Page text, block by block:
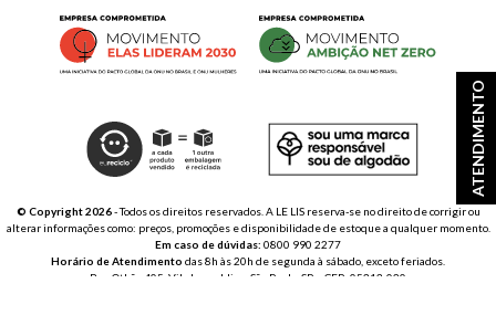
ATENDIMENTO
© Copyright 2026- Todos os direitos reservados. A LE LIS reserva-se no direito de corrigir ou
alterar informações como: preços, promoções e disponibilidade de estoque a qualquer momento.
Em caso de dúvidas: 0800 990 2277
Horário de Atendimento das 8h às 20h de segunda à sábado, exceto feriados.
Rua Othão 405, Vila Leopoldina, São Paulo, SP – CEP: 05313-020